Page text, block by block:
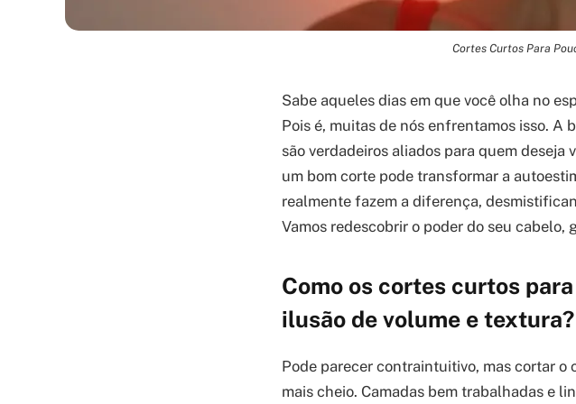
Cortes Curtos Para
Sabe aqueles dias em que você olha no
Pois é, muitas de nós enfrentamos isso. A
são verdadeiros aliados para quem deseja
um bom corte pode transformar a
realmente fazem a diferença,
Vamos redescobrir o poder do seu
Como os cortes curtos
ilusão de volume e textura?
Pode parecer contraintuitivo, mas cortar o
mais cheio. Camadas bem trabalhadas e